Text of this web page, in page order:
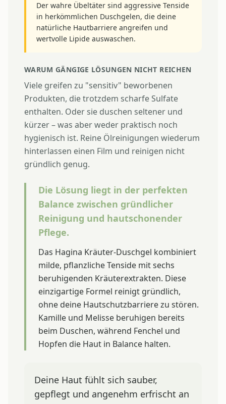
Der wahre Übeltäter sind aggressive Tenside
in herkömmlichen Duschgelen, die deine
natürliche Hautbarriere angreifen und
wertvolle Lipide auswaschen.
WARUM GÄNGIGE LÖSUNGEN NICHT REICHEN
Viele greifen zu "sensitiv" beworbenen
Produkten, die trotzdem scharfe Sulfate
enthalten. Oder sie duschen seltener und
kürzer – was aber weder praktisch noch
hygienisch ist. Reine Ölreinigungen wiederum
hinterlassen einen Film und reinigen nicht
gründlich genug.
Die Lösung liegt in der perfekten
Balance zwischen gründlicher
Reinigung und hautschonender
Pflege.
Das Hagina Kräuter-Duschgel kombiniert
milde, pflanzliche Tenside mit sechs
beruhigenden Kräuterextrakten. Diese
einzigartige Formel reinigt gründlich,
ohne deine Hautschutzbarriere zu stören.
Kamille und Melisse beruhigen bereits
beim Duschen, während Fenchel und
Hopfen die Haut in Balance halten.
Deine Haut fühlt sich sauber,
gepflegt und angenehm erfrischt an